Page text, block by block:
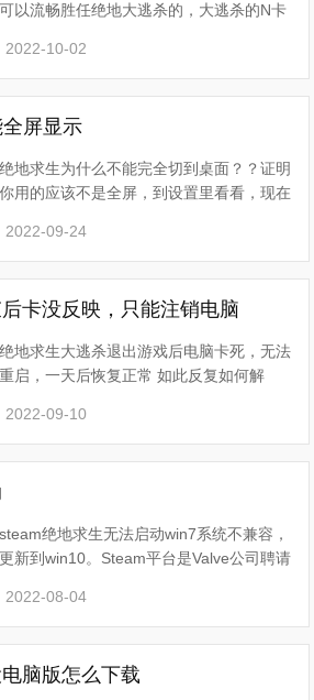
可以流畅胜任绝地大逃杀的，大逃杀的N卡
到AMD官网上安装，不要使用第三方软件
装，不兼容的驱动会影响
2022-10-02
屏显示
绝地求生为什么不能完全切到桌面？？证明
你用的应该不是全屏，到设置里看看，现在
你说的那种按tab+alt切换到桌面的要用全
，你应该是用了其它两
2022-09-24
卡没反映，只能注销电脑
绝地求生大逃杀退出游戏后电脑卡死，无法
重启，一天后恢复正常 如此反复如何解
重，建议将系统还原至稍早时间点即可解决
出游戏后电脑卡死的问
2022-09-10
steam绝地求生无法启动win7系统不兼容，
更新到win10。Steam平台是Valve公司聘请
自开发设计的游戏和软件平台。Steam平台
全球最大的综
2022-08-04
脑版怎么下载